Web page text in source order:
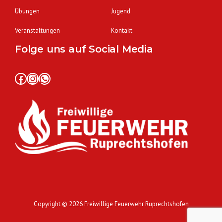
Übungen Jugend
Veranstaltungen Kontakt
Folge uns auf Social Media
Facebook InstagramWhatsApp
Copyright © 2026Freiwillige Feuerwehr Ruprechtshofen